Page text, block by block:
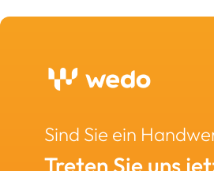
Sind Sie ein
Treten Sie uns